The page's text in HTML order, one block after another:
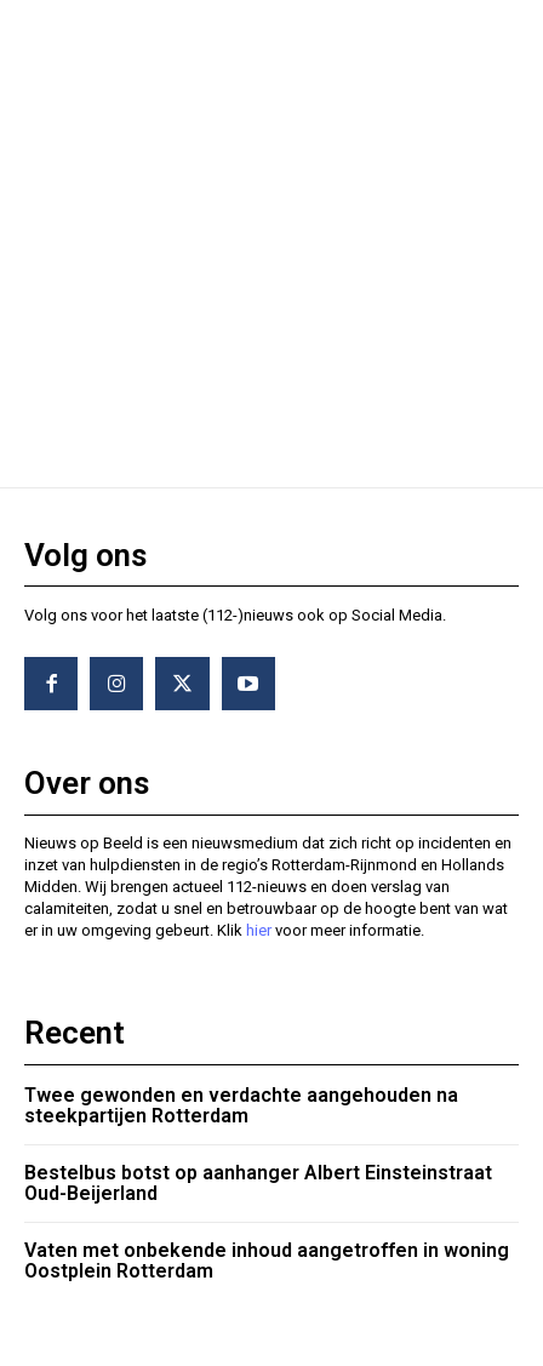
Volg ons
Volg ons voor het laatste (112-)nieuws ook op Social Media.
Over ons
Nieuws op Beeld is een nieuwsmedium dat zich richt op incidenten en
inzet van hulpdiensten in de regio’s Rotterdam-Rijnmond en Hollands
Midden. Wij brengen actueel 112-nieuws en doen verslag van
calamiteiten, zodat u snel en betrouwbaar op de hoogte bent van wat
er in uw omgeving gebeurt. Klik hiervoor meer informatie.
Recent
Twee gewonden en verdachte aangehouden na
steekpartijen Rotterdam
Bestelbus botst op aanhanger Albert Einsteinstraat
Oud-Beijerland
Vaten met onbekende inhoud aangetroffen in woning
Oostplein Rotterdam